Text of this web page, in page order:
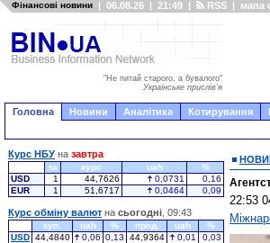
Фінансові новини | 06.08.26 | 21:49 | RSS | мапа
"Не питай старого, а бувалого"
Українське прислів'я
Головна Новини Аналітика Котирування
22:53
Курс НБУ на завтра
за курс uah
%
USD
1 44,7626 0,0731
0,16
EUR
1 51,6717 0,0464 0,09
Курс обміну валют на сьогодні , 09:43
куп. uah % прод. uah
%
USD 44,4840 0,06 0,13 44,9364 0,01
0,03